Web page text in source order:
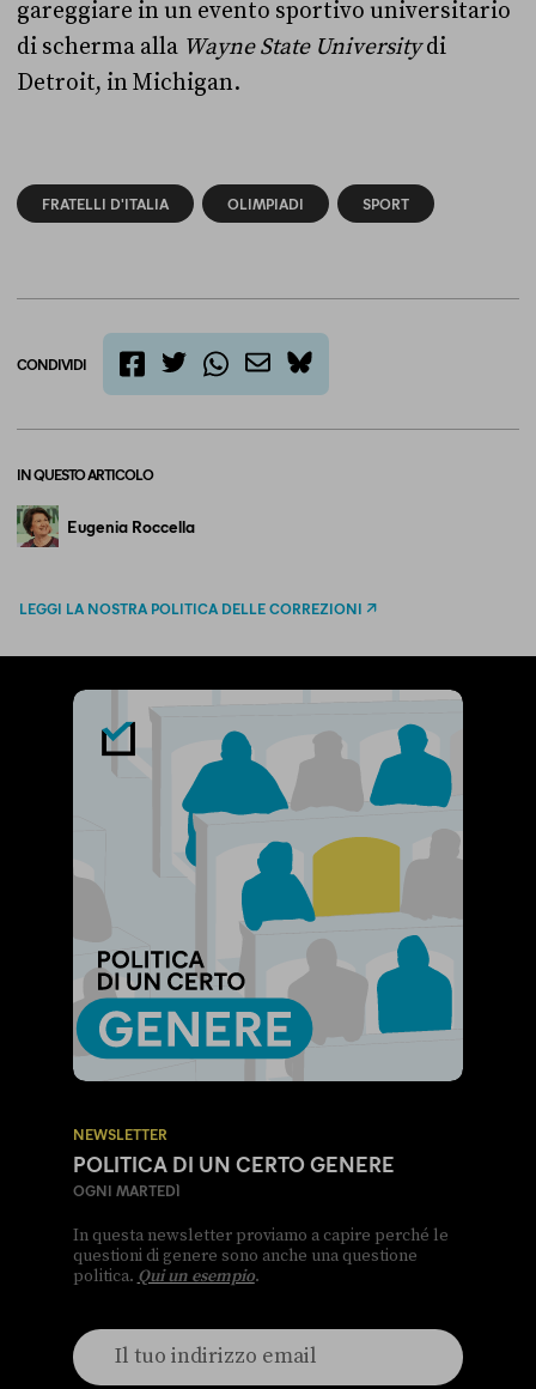
gareggiare in un evento sportivo universitario
di scherma alla Wayne State Universitydi
Detroit, in Michigan.
FRATELLI D'ITALIA OLIMPIADI SPORT
CONDIVIDI
bluesky
IN QUESTO ARTICOLO
Eugenia Roccella
LEGGI LA NOSTRA POLITICA DELLE CORREZIONI
NEWSLETTER
POLITICA DI UN CERTO GENERE
OGNI MARTEDÌ
In questa newsletter proviamo a capire perché le
questioni di genere sono anche una questione
politica. Qui un esempio.